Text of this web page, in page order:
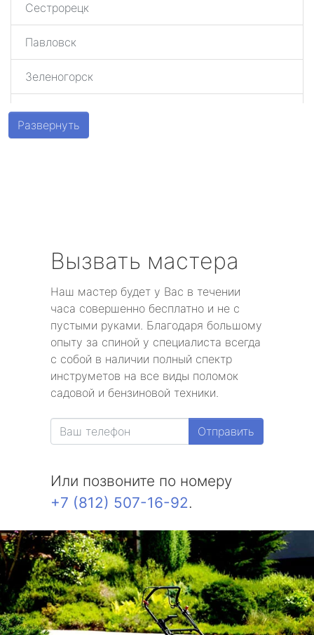
Сестрорецк
Павловск
Зеленогорск
Шушары
Песочный
Левашово
Лисий Нос
Александровская
Молодежное
Комарово
Усть-Ижора
Саперный
Развернуть
Вызвать мастера
Наш мастер будет у Вас в течении
часа совершенно бесплатно и не с
пустыми руками. Благодаря большому
опыту за спиной у специалиста всегда
с собой в наличии полный спектр
инструметов на все виды поломок
садовой и бензиновой техники.
Отправить
Или позвоните по номеру
+7 (812) 507-16-92.